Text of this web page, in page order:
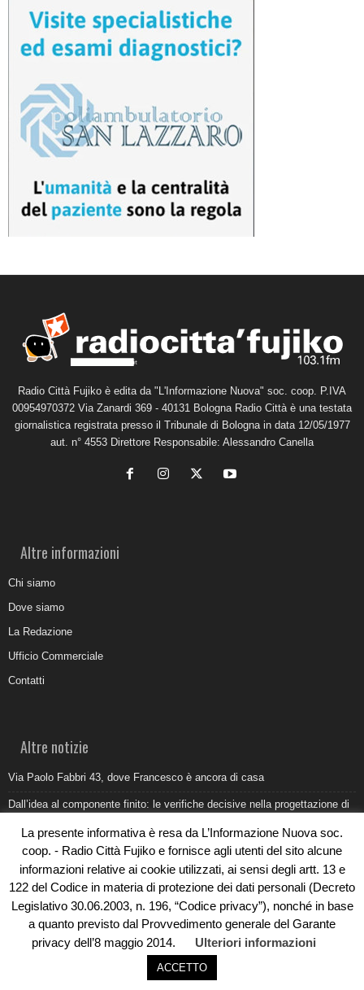
Radio Città Fujiko è edita da "L'Informazione Nuova" soc. coop. P.IVA
00954970372 Via Zanardi 369 - 40131 Bologna Radio Città è una testata
giornalistica registrata presso il Tribunale di Bologna in data 12/05/1977
aut. n° 4553 Direttore Responsabile: Alessandro Canella
Altre informazioni
Chi siamo
Dove siamo
La Redazione
Ufficio Commerciale
Contatti
Altre notizie
Via Paolo Fabbri 43, dove Francesco è ancora di casa
Dall’idea al componente finito: le verifiche decisive nella progettazione di
Belvedere Marittimo e il report ARPACAL 2026 sulla qualità del mare
Come organizzare e allestire una camera ardente per l’ultimo saluto
Umidità di risalita in casa, come riconoscere i segnali veri
© Copyright 2019 - Rivoluzioni Digitali
La presente informativa è resa da L’Informazione Nuova soc.
coop. - Radio Città Fujiko e fornisce agli utenti del sito alcune
informazioni relative ai cookie utilizzati, ai sensi degli artt. 13 e
122 del Codice in materia di protezione dei dati personali (Decreto
Legislativo 30.06.2003, n. 196, “Codice privacy”), nonché in base
a quanto previsto dal Provvedimento generale del Garante
privacy dell’8 maggio 2014.
Ulteriori informazioni
ACCETTO